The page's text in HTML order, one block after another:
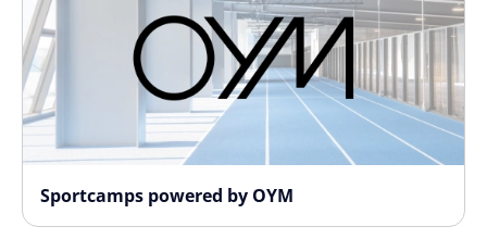
Sportcamps powered by OYM